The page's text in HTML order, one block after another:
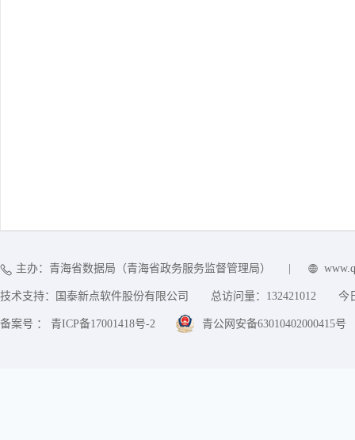
主办：青海省数据局（青海省政务服务监督管理局）
技术支持：国泰新点软件股份有限公司 总访问量： 132421012 今
备案号 ： 青ICP备17001418号-2 青公网安备63010402000415号